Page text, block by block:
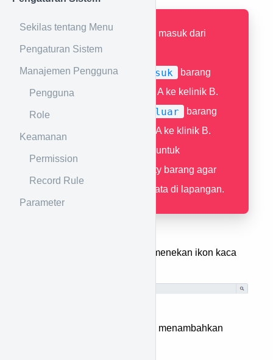
Sekilas tentang Menu
Pengaturan Sistem
Manajemen Pengguna
Pengguna
Role
Keamanan
Permission
Record Rule
Parameter
Masuk
barang masuk dari
vendor ke klinik.
Transfer Masuk
barang
masuk dari klinik A ke kelinik B.
Transfer Keluar
barang
keluar dari klinik A ke klinik B.
untuk
menyesuaikan qty barang agar
sesuai dengan data di lapangan.
Pilih data klinik dengan menekan ikon kaca
untuk menambahkan